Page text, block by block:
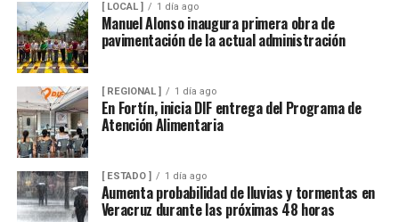
Las maniobras periciales obligaron al cierre parcial de la
circulación en ese sector del centro de la ciudad durante
varios minutos, generando afectaciones al tránsito
vehicular.
[ LOCAL ] 1 día ago
Manuel Alonso inaugura primera obra de
pavimentación de la actual administración
[ REGIONAL ] 1 día ago
En Fortín, inicia DIF entrega del Programa de
Atención Alimentaria
[ ESTADO ] 1 día ago
Aumenta probabilidad de lluvias y tormentas en
Veracruz durante las próximas 48 horas